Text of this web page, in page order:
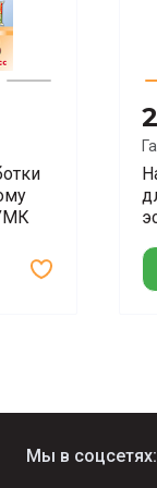
Мы в соцсетях: